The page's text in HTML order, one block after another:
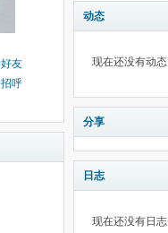
友
呼
动态
现在还没有动态
分享
日志
现在还没有日志